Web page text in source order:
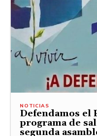
NOTICIAS
Defendamos el
programa de
segunda